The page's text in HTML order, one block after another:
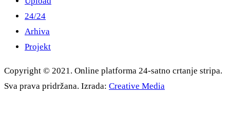
24/24
Arhiva
Projekt
Copyright © 2021. Online platforma 24-satno crtanje stripa.
Sva prava pridržana. Izrada: Creative Media